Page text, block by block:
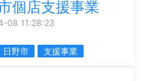
個店支援事業
08 11:28:23
日野市 支援事業